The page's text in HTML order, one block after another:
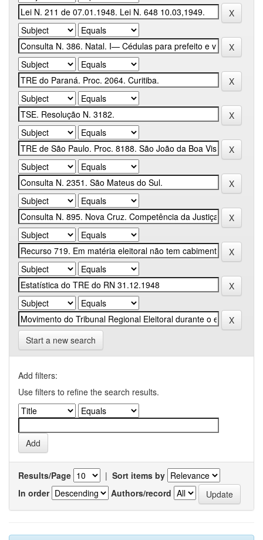
Start a new search
Add filters:
Use filters to refine the search results.
Results/Page | Sort items by
In order
Authors/record